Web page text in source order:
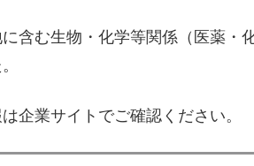
含む生物・化学等関係（医薬・
企業サイトでご確認ください。